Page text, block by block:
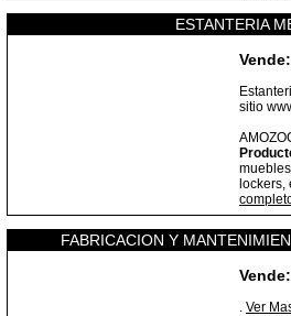
ESTANTERIA
Vende:
sitio
FABRICACION Y
Vende:
. Ver